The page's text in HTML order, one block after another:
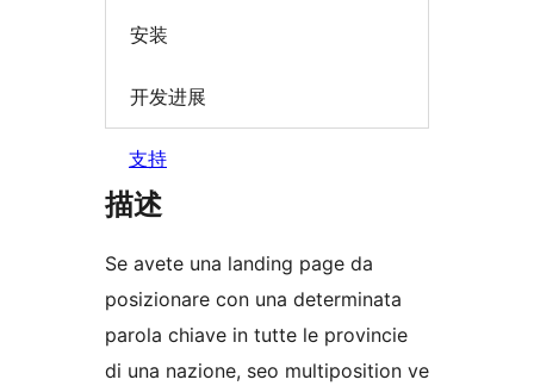
安装
开发进展
支持
描述
Se avete una landing page da
posizionare con una determinata
parola chiave in tutte le provincie
di una nazione, seo multiposition ve